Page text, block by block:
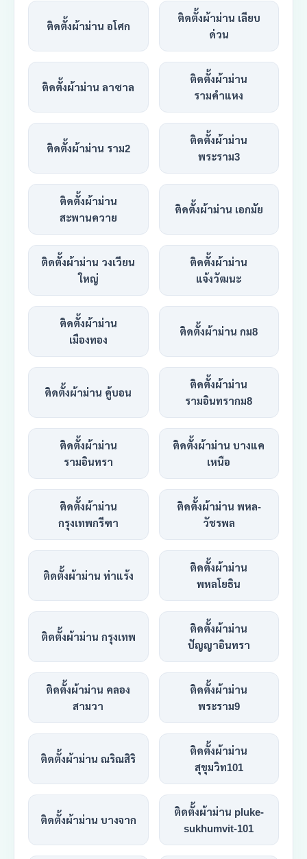
ติดตั้งผ้าม่าน อโศก
ติดตั้งผ้าม่าน เลียบ
ด่วน
ติดตั้งผ้าม่าน ลาซาล
ติดตั้งผ้าม่าน
รามคำแหง
ติดตั้งผ้าม่าน ราม2
ติดตั้งผ้าม่าน
พระราม3
ติดตั้งผ้าม่าน
สะพานควาย
ติดตั้งผ้าม่าน เอกมัย
ติดตั้งผ้าม่าน วงเวียน
ใหญ่
ติดตั้งผ้าม่าน
แจ้งวัฒนะ
ติดตั้งผ้าม่าน
เมืองทอง
ติดตั้งผ้าม่าน กม8
ติดตั้งผ้าม่าน คู้บอน
ติดตั้งผ้าม่าน
รามอินทรากม8
ติดตั้งผ้าม่าน
รามอินทรา
ติดตั้งผ้าม่าน บางแค
เหนือ
ติดตั้งผ้าม่าน
กรุงเทพกรีฑา
ติดตั้งผ้าม่าน พหล-
วัชรพล
ติดตั้งผ้าม่าน ท่าแร้ง
ติดตั้งผ้าม่าน
พหลโยธิน
ติดตั้งผ้าม่าน กรุงเทพ
ติดตั้งผ้าม่าน
ปัญญาอินทรา
ติดตั้งผ้าม่าน คลอง
สามวา
ติดตั้งผ้าม่าน
พระราม9
ติดตั้งผ้าม่าน ณริณสิริ
ติดตั้งผ้าม่าน
สุขุมวิท101
ติดตั้งผ้าม่าน บางจาก
ติดตั้งผ้าม่าน pluke-
sukhumvit-101